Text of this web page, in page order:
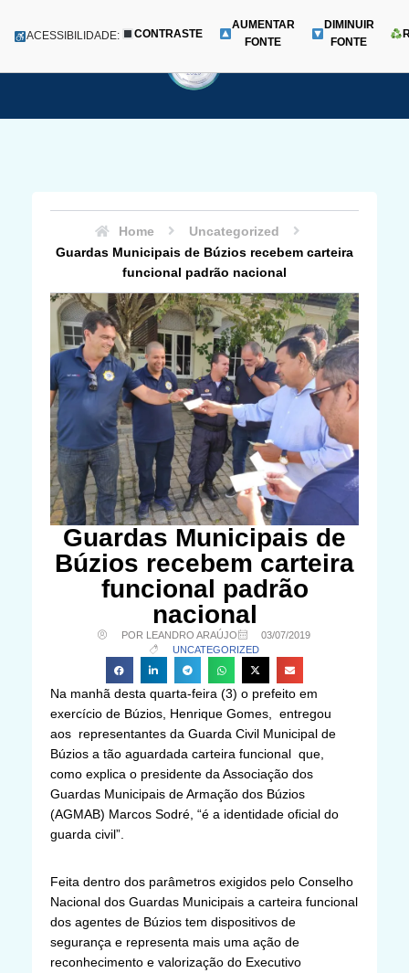
para
Menu
ACESSIBILIDADE: CONTRASTE
AUMENTAR
FONTE
DIMINUIR
FONTE
Home
Uncategorized
Guardas Municipais de Búzios recebem carteira
funcional padrão nacional
Guardas Municipais de
Búzios recebem carteira
funcional padrão
nacional
POR LEANDRO ARAÚJO
03/07/2019
UNCATEGORIZED
Na manhã desta quarta-feira (3) o prefeito em
exercício de Búzios, Henrique Gomes, entregou
aos representantes da Guarda Civil Municipal de
Búzios a tão aguardada carteira funcional que,
como explica o presidente da Associação dos
Guardas Municipais de Armação dos Búzios
(AGMAB) Marcos Sodré, “é a identidade oficial do
guarda civil”.
Feita dentro dos parâmetros exigidos pelo Conselho
Nacional dos Guardas Municipais a carteira funcional
dos agentes de Búzios tem dispositivos de
segurança e representa mais uma ação de
reconhecimento e valorização do Executivo